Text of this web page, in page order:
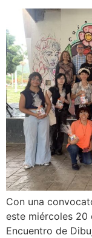
Con una
este miércoles 20
Encuentro de